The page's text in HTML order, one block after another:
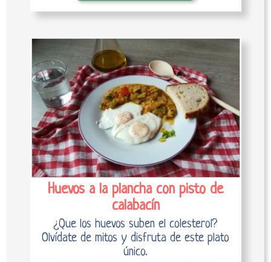
Huevos a la plancha con pisto de
calabacín
¿Que los huevos suben el colesterol?
Olvídate de mitos y disfruta de este plato
único.